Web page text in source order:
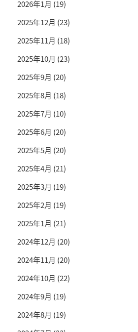
2026年1月 (19)
2025年12月 (23)
2025年11月 (18)
2025年10月 (23)
2025年9月 (20)
2025年8月 (18)
2025年7月 (10)
2025年6月 (20)
2025年5月 (20)
2025年4月 (21)
2025年3月 (19)
2025年2月 (19)
2025年1月 (21)
2024年12月 (20)
2024年11月 (20)
2024年10月 (22)
2024年9月 (19)
2024年8月 (19)